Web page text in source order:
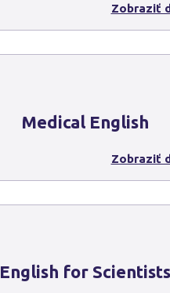
Zobraziť
Medical English
Zobraziť
English for Scientists